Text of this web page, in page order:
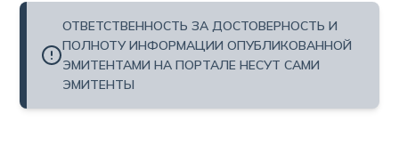
ОТВЕТСТВЕННОСТЬ ЗА ДОСТОВЕРНОСТЬ И
ПОЛНОТУ ИНФОРМАЦИИ ОПУБЛИКОВАННОЙ
ЭМИТЕНТАМИ НА ПОРТАЛЕ НЕСУТ САМИ
ЭМИТЕНТЫ